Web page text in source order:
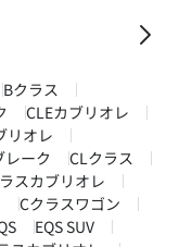
Bクラス
CLEカブリオレ
リオレ
ーク
CLクラス
スカブリオレ
Cクラスワゴン
EQS SUV